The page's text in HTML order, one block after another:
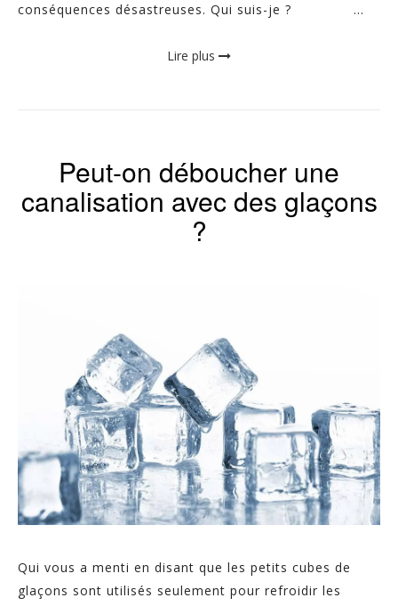
conséquences désastreuses. Qui suis-je ? ...
Lire plus
Peut-on déboucher une
canalisation avec des glaçons
?
Qui vous a menti en disant que les petits cubes de
glaçons sont utilisés seulement pour refroidir les